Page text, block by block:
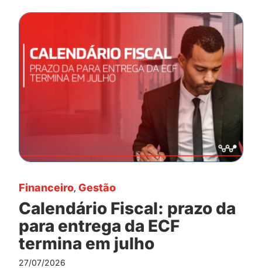
Financeiro, Gestão
Calendário Fiscal: prazo da
para entrega da ECF
termina em julho
27/07/2026